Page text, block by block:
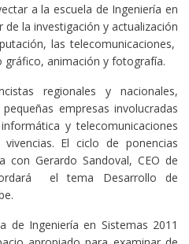
a la escuela de Ingeniería en
la investigación y actualización
las telecomunicaciones,
animación y fotografía.
regionales y nacionales,
empresas involucradas
y telecomunicaciones
El ciclo de ponencias
Gerardo Sandoval, CEO de
el tema Desarrollo de
de Ingeniería en Sistemas 2011